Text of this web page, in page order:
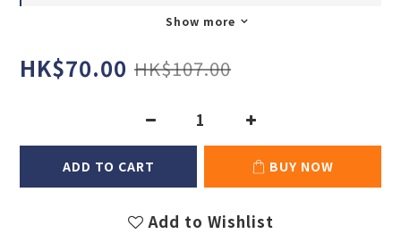
Show more
HK$70.00 HK$107.00
ADD TO CART BUY NOW
Add to Wishlist